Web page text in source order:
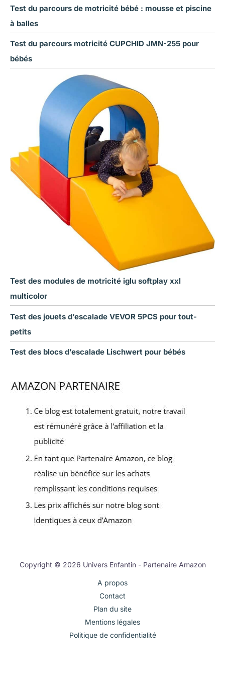
Test du parcours de motricité bébé : mousse et piscine
à balles
Test du parcours motricité CUPCHID JMN-255 pour
bébés
Test des modules de motricité iglu softplay xxl
multicolor
Test des jouets d’escalade VEVOR 5PCS pour tout-
petits
Test des blocs d’escalade Lischwert pour bébés
Copyright © 2026 Univers Enfantin - Partenaire Amazon
A propos
Contact
Plan du site
Mentions légales
Politique de confidentialité